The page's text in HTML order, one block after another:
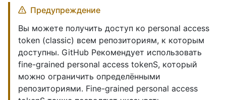
Предупреждение
Вы можете получить доступ ко personal access
token (classic) всем репозиториям, к которым
доступны. GitHub Рекомендует использовать
fine-grained personal access tokenS, который
можно ограничить определёнными
репозиториями. Fine-grained personal access